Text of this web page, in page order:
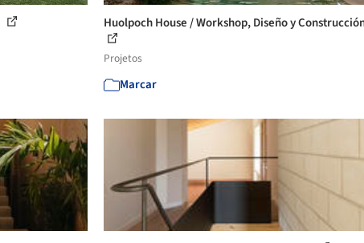
Huolpoch House / Workshop, Diseño y
Projetos
Marcar